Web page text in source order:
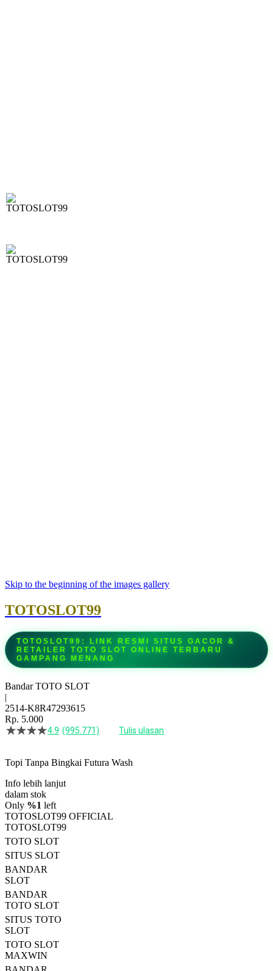
Skip to the beginning of the images gallery
TOTOSLOT99
TOTOSLOT99: LINK RESMI SITUS GACOR &
RETAILER TOTO SLOT ONLINE TERBARU
GAMPANG MENANG
Bandar TOTO SLOT
|
2514-K8R47293615
Rp. 5.000
4.5
bintang,
rating
rata-
rata.
Read
13
Reviews.
Tautan
halaman
yang
sama.
4.9 (995.771) Tulis ulasan
Topi Tanpa Bingkai Futura Wash
Info lebih lanjut
dalam stok
Only %1 left
TOTOSLOT99 OFFICIAL
TOTOSLOT99
TOTO SLOT
SITUS SLOT
BANDAR
SLOT
BANDAR
TOTO SLOT
SITUS TOTO
SLOT
TOTO SLOT
MAXWIN